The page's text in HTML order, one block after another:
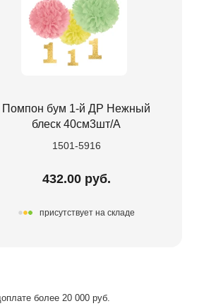
Помпон бум 1-й ДР Нежный
блеск 40см3шт/А
1501-5916
432.00 руб.
присутствует на складе
более 20 000 руб.